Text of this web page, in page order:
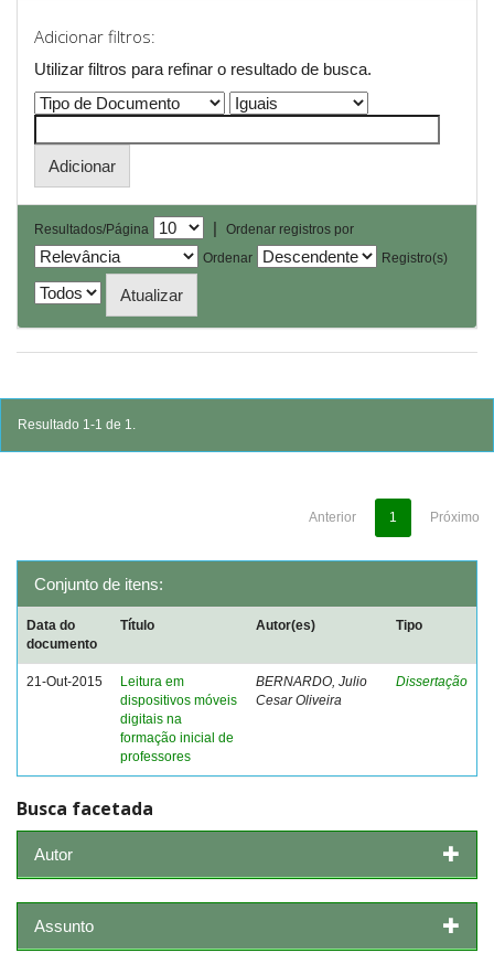
Adicionar filtros:
Utilizar filtros para refinar o resultado de busca.
Resultados/Página |
Ordenar registros por
Ordenar
Registro(s)
Resultado 1-1 de 1.
Anterior 1 Próximo
Conjunto de itens:
Data do
documento
Título Autor(es) Tipo
21-Out-2015
Leitura em
dispositivos móveis
digitais na
formação inicial de
professores
BERNARDO, Julio
Cesar Oliveira
Dissertação
Busca facetada
Autor
Assunto